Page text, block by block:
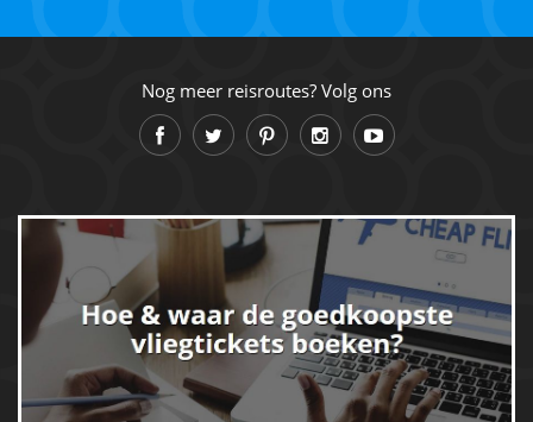
Nog meer reisroutes? Volg ons